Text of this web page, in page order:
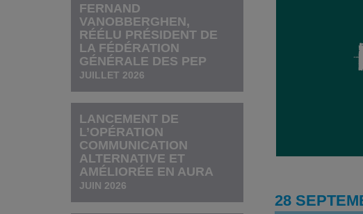
FERNAND
VANOBBERGHEN,
RÉÉLU PRÉSIDENT DE
LA FÉDÉRATION
GÉNÉRALE DES PEP
JUILLET 2026
LANCEMENT DE
L’OPÉRATION
COMMUNICATION
ALTERNATIVE ET
AMÉLIORÉE EN AURA
JUIN 2026
28